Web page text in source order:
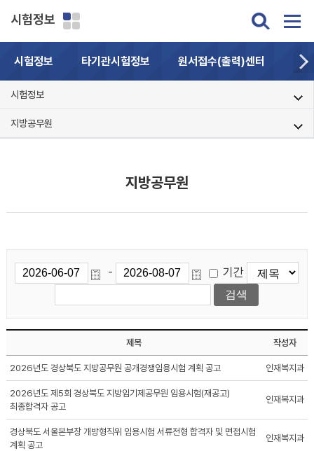
시험정보
시험정보 타기관시험정보 원서접수(출력)센터 자
시험정보
지방공무원
지방공무원
- 기간
제목 작성자
2026년도 경상북도 지방공무원 공개경쟁임용시험 계획 공고 인재복지과
2026년도 제5회 경상북도 지방임기제공무원 임용시험(재공고)
최종합격자 공고
인재복지과
경상북도 서울본부장 개방형직위 임용시험 서류전형 합격자 및 면접시험
계획 공고
인재복지과